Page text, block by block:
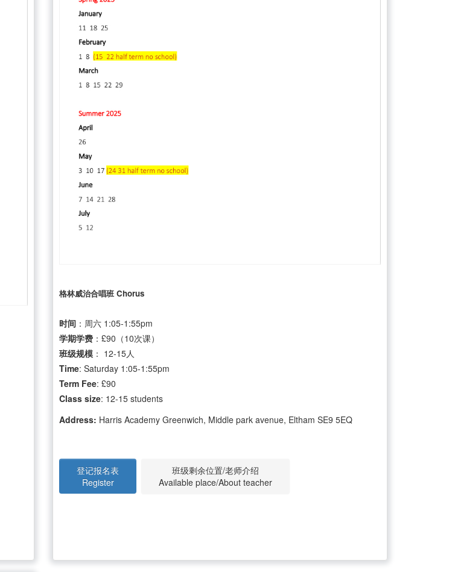
格林威治合唱班 Chorus
时间 ：周六 1:05-1:55pm
学期学费 ：£90（10次课）
班级规模 ： 12-15人
Time: Saturday 1:05-1:55pm
Term Fee: £90
Class size: 12-15 students
Address: Harris Academy Greenwich, Middle park avenue, Eltham SE9 5EQ
登记报名表
Register
班级剩余位置/老师介绍
Available place/About teacher